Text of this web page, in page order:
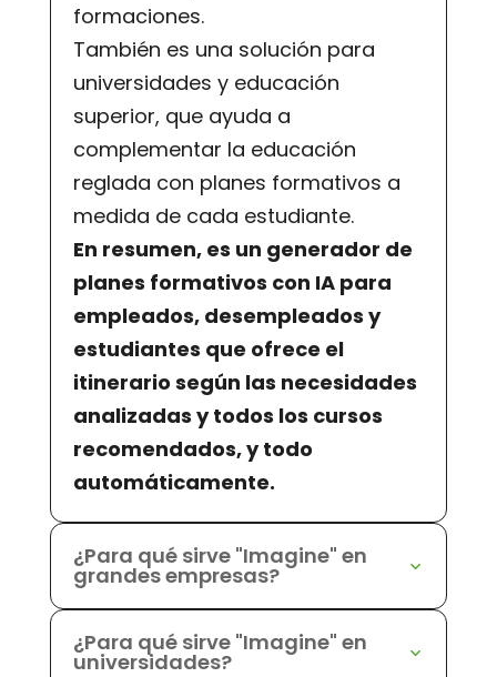
formaciones.
También es una solución para
universidades y educación
superior, que ayuda a
complementar la educación
reglada con planes formativos a
medida de cada estudiante.
En resumen, es un generador de
planes formativos con IA para
empleados, desempleados y
estudiantes que ofrece el
itinerario según las necesidades
analizadas y todos los cursos
recomendados, y todo
automáticamente.
¿Para qué sirve "Imagine" en
grandes empresas?
¿Para qué sirve "Imagine" en
universidades?